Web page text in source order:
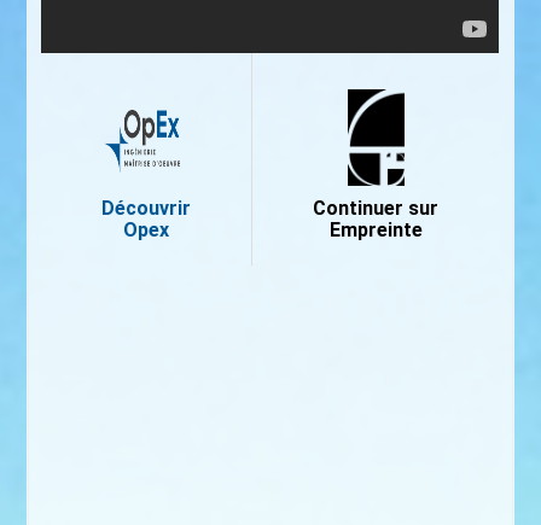
Découvrir
Opex
Continuer sur
Empreinte